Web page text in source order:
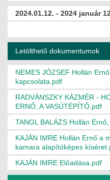
SZERVEZETI FELÉPÍTÉS
KORÁBBI TISZTSÉGVISELŐK
MÉRNÖK ELŐDÖK
MŰKÖDÉS
JOGOSULTSÁGOK
IGAZGATÁSI, SZOLGÁLTATÁSI
SZABÁLYZATOK
2024.01.12. - 2024 január
Letölthető dokumentumok
NEMES JÓZSEF Hollán
kapcsolata.pdf
RADVÁNSZKY KÁZMÉR -
ERNŐ, A VASÚTÉPÍTŐ.pdf
TANGL BALÁZS Hollán
KAJÁN IMRE Hollán Ernő a
kamara alapítóképes
KAJÁN IMRE Előadása.pdf